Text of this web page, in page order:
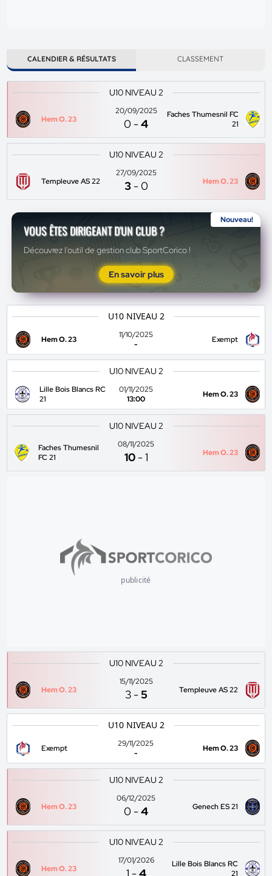
CALENDIER & RÉSULTATS CLASSEMENT
U10 NIVEAU 2
Hem O. 23
20/09/2025
0 -4
Faches Thumesnil FC
21
U10 NIVEAU 2
Templeuve AS 22
27/09/2025
3 -0 Hem O. 23
Nouveau!
VOUS ÊTES DIRIGEANT D'UN CLUB ?
Découvrez l'outil de gestion club SportCorico !
En savoir plus
U10 NIVEAU 2
Hem O. 23
11/10/2025
-
Exempt
U10 NIVEAU 2
Lille Bois Blancs RC
21
01/11/2025
13:00
Hem O. 23
U10 NIVEAU 2
Faches Thumesnil
FC 21
08/11/2025
10 -1 Hem O. 23
publicité
U10 NIVEAU 2
Hem O. 23
15/11/2025
3 -5 Templeuve AS 22
U10 NIVEAU 2
Exempt
29/11/2025
-
Hem O. 23
U10 NIVEAU 2
Hem O. 23
06/12/2025
0 -4 Genech ES 21
U10 NIVEAU 2
Hem O. 23
17/01/2026
Lille Bois Blancs RC
21